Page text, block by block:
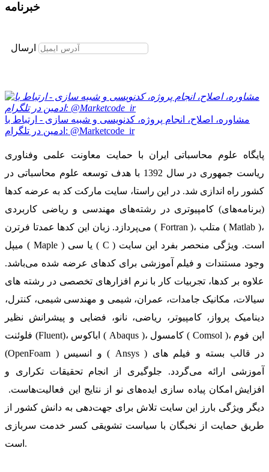
خبرنامه
ارسال
مشاوره، اصلاح، انجام پروژه، کدنویسی و شبیه سازی - ارتباط با
ادمین در تلگرام: @Marketcode_ir
پایگاه علوم محاسباتی ایران با حمایت معاونت علمی وفناوری
ریاست جمهوری در سال 1392 با هدف توسعه علوم محاسباتی در
کشور راه اندازی شد. در این راستا، سایت مارکت کد به عرضه کدها
(برنامه‌های) کامپیوتری در رشته‌های مهندسی و ریاضی کاربردی
می‌پردازد. زبان این کدها عمدتا فرترن ( Fortran )، متلب ( Matlab )،
میپل ( Maple ) یا سی ( C ) است. ویژگی منحصر بفرد این سایت
وجود مستندات و فیلم آموزشی برای کدهای عرضه شده می‌باشد.
علاوه بر کدها، تجربیات کار با نرم افزارهای تخصصی در رشته های
سیالات، مکانیک جامدات، عمران، شیمی و مهندسی شیمی، کنترل،
دینامیک پرواز، کامپیوتر، ریاضی، نانو، فضایی و پیشرانش نظیر
فلوئنت (Fluent)، اباکوس ( Abaqus )، کامسول ( Comsol )، اپن فوم
(OpenFoam ) و انسیس ( Ansys ) در قالب بسته‌ و فیلم های
آموزشی ارائه می‌گردد. جلوگیری از انجام تحقیقات تکراری و
افزایش امکان پیاده سازی ایده‌های نو از نتایج این فعالیت‌هاست.
دیگر ویژگی بارز این سایت تلاش برای جهت‌دهی به دانش کشور از
طریق حمایت از نخبگان با سیاست تشویقی کسر خدمت سربازی
است.